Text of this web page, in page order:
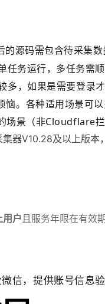
的源码需包含待采集
任务运行，多任务需
多，如果是需要登录
恼。各种适用场景可
场景（非Cloudflare拦
器V10.28及以上版本
用户 且服务年限在有效期
信，提供账号信息